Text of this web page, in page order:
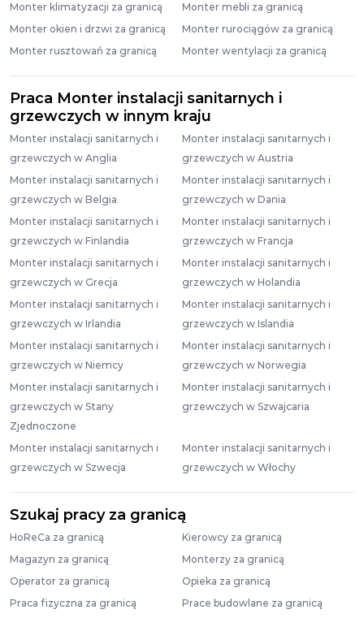
Monter klimatyzacji za granicą
Monter mebli za granicą
Monter okien i drzwi za granicą
Monter rurociągów za granicą
Monter rusztowań za granicą
Monter wentylacji za granicą
Praca Monter instalacji sanitarnych i
grzewczych w innym kraju
Monter instalacji sanitarnych i
grzewczych w Anglia
Monter instalacji sanitarnych i
grzewczych w Austria
Monter instalacji sanitarnych i
grzewczych w Belgia
Monter instalacji sanitarnych i
grzewczych w Dania
Monter instalacji sanitarnych i
grzewczych w Finlandia
Monter instalacji sanitarnych i
grzewczych w Francja
Monter instalacji sanitarnych i
grzewczych w Grecja
Monter instalacji sanitarnych i
grzewczych w Holandia
Monter instalacji sanitarnych i
grzewczych w Irlandia
Monter instalacji sanitarnych i
grzewczych w Islandia
Monter instalacji sanitarnych i
grzewczych w Niemcy
Monter instalacji sanitarnych i
grzewczych w Norwegia
Monter instalacji sanitarnych i
grzewczych w Stany
Zjednoczone
Monter instalacji sanitarnych i
grzewczych w Szwajcaria
Monter instalacji sanitarnych i
grzewczych w Szwecja
Monter instalacji sanitarnych i
grzewczych w Włochy
Szukaj pracy za granicą
HoReCa za granicą
Kierowcy za granicą
Magazyn za granicą
Monterzy za granicą
Operator za granicą
Opieka za granicą
Praca fizyczna za granicą
Prace budowlane za granicą